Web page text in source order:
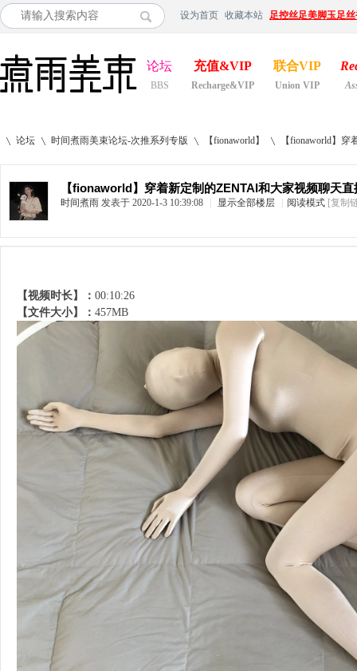
设为首页 收藏本站 足控丝足美脚玉足
论坛
BBS
充值&VIP
Recharge&VIP
联合VIP
Union VIP
论坛
›
时间煮雨美束论坛-次推系列专版
›
【fionaworld】
›
【fionaworld】
【fionaworld】穿着新定制的ZENTAI和大家视频聊天
时间煮雨 发表于 2020-1-3 10:39:08 显示全部楼层 阅读模式 [复制
【视频时长】： 00:10:26
【文件大小】： 457MB